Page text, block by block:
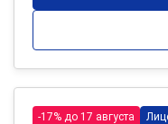
-17% до 17 августа